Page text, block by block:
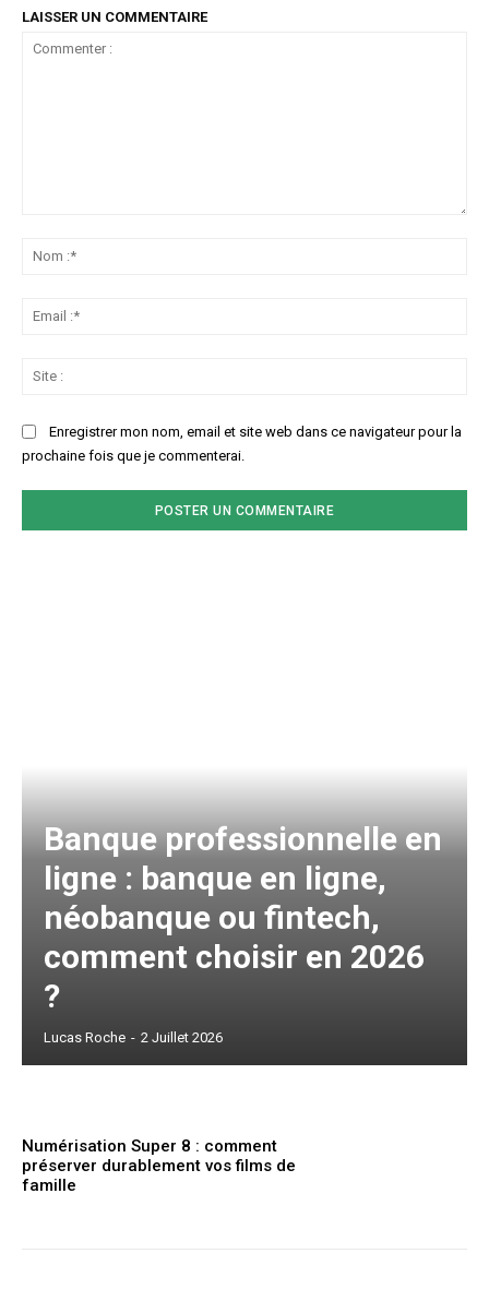
LAISSER UN COMMENTAIRE
Enregistrer mon nom, email et site web dans ce navigateur pour la
prochaine fois que je commenterai.
Banque professionnelle en
ligne : banque en ligne,
néobanque ou fintech,
comment choisir en 2026
?
Lucas Roche - 2 Juillet 2026
Numérisation Super 8 : comment
préserver durablement vos films de
famille